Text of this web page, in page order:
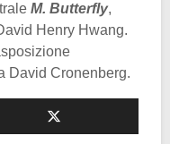
M. Butterfly,
Henry Hwang.
David Cronenberg.